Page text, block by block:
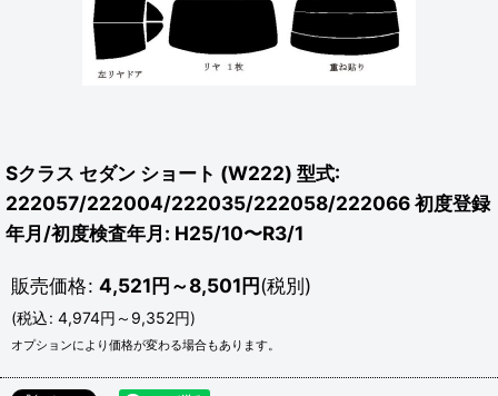
Sクラス セダン ショート (W222) 型式:
222057/222004/222035/222058/222066 初度登録
年月/初度検査年月: H25/10〜R3/1
販売価格: 4,521円～8,501円(税別)
(税込: 4,974円 ～9,352円)
オプションにより価格が変わる場合もあります。